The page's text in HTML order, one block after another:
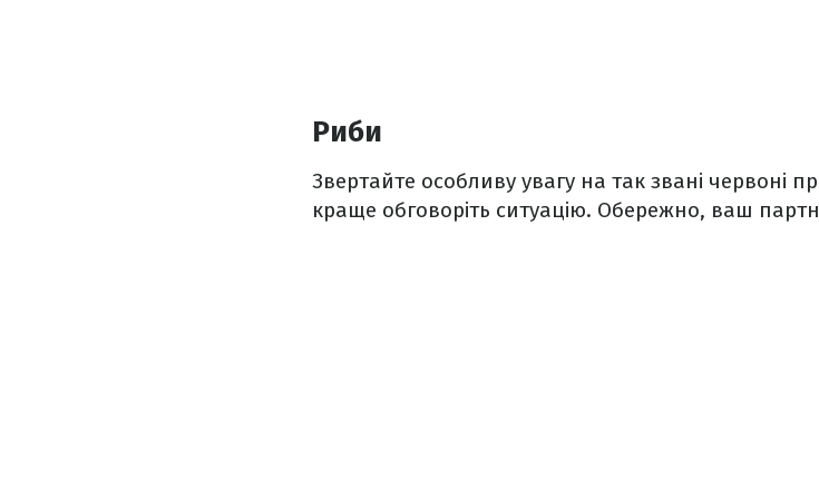
Риби
Звертайте особливу увагу на так звані червоні
краще обговоріть ситуацію. Обережно, ваш